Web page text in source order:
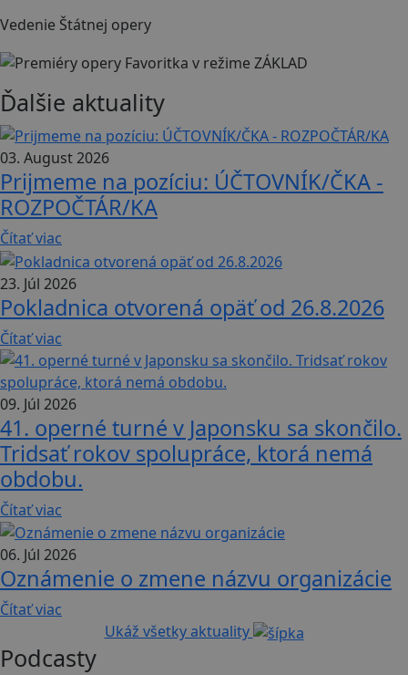
Vedenie Štátnej opery
Ďalšie aktuality
03. August 2026
Prijmeme na pozíciu: ÚČTOVNÍK/ČKA -
ROZPOČTÁR/KA
Čítať viac
23. Júl 2026
Pokladnica otvorená opäť od 26.8.2026
Čítať viac
09. Júl 2026
41. operné turné v Japonsku sa skončilo.
Tridsať rokov spolupráce, ktorá nemá
obdobu.
Čítať viac
06. Júl 2026
Oznámenie o zmene názvu organizácie
Čítať viac
Ukáž všetky aktuality
Podcasty